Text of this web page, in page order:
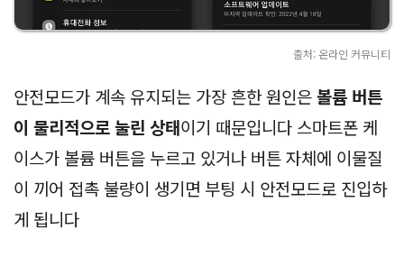
출처: 온라인 커뮤니티
안전모드가 계속 유지되는 가장 흔한 원인은볼륨 버튼
이 물리적으로 눌린 상태이기 때문입니다 스마트폰 케
이스가 볼륨 버튼을 누르고 있거나 버튼 자체에 이물질
이 끼어 접촉 불량이 생기면 부팅 시 안전모드로 진입하
게 됩니다